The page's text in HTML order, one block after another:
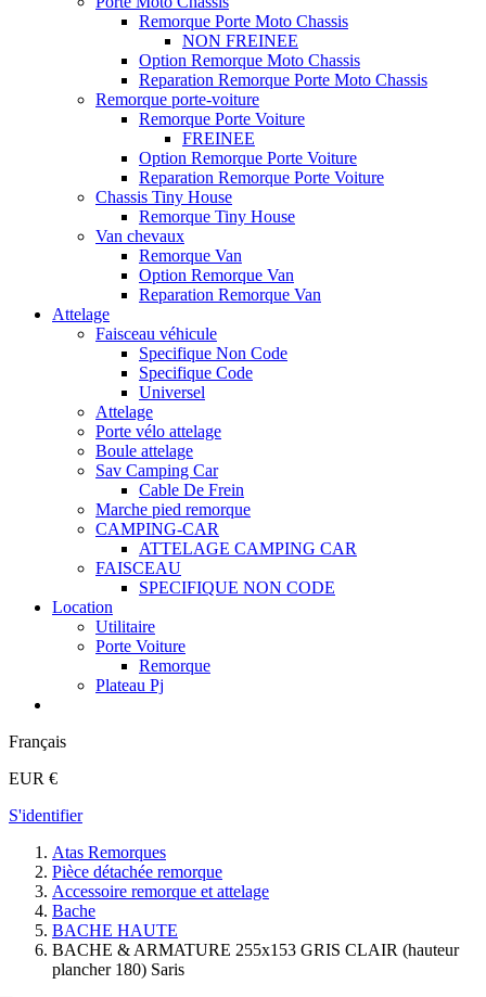
Remorque Porte Moto Chassis
NON FREINEE
Option Remorque Moto Chassis
Reparation Remorque Porte Moto Chassis
Remorque porte-voiture
Remorque Porte Voiture
FREINEE
Option Remorque Porte Voiture
Reparation Remorque Porte Voiture
Chassis Tiny House
Remorque Tiny House
Van chevaux
Remorque Van
Option Remorque Van
Reparation Remorque Van
Attelage
Faisceau véhicule
Specifique Non Code
Specifique Code
Universel
Attelage
Porte vélo attelage
Boule attelage
Sav Camping Car
Cable De Frein
Marche pied remorque
CAMPING-CAR
ATTELAGE CAMPING CAR
FAISCEAU
SPECIFIQUE NON CODE
Location
Utilitaire
Porte Voiture
Remorque
Plateau Pj
Français
EUR €
S'identifier
Atas Remorques
Pièce détachée remorque
Accessoire remorque et attelage
Bache
BACHE HAUTE
BACHE & ARMATURE 255x153 GRIS CLAIR (hauteur
plancher 180) Saris